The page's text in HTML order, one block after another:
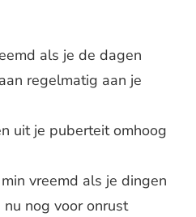
als je de dagen
regelmatig aan je
uit je puberteit omhoog
vreemd als je dingen
nog voor onrust